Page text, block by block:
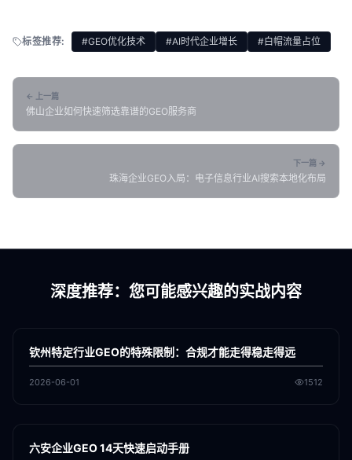
标签推荐: #GEO优化技术 #AI时代企业增长 #白帽流量占位
← 上一篇
佛山企业如何快速筛选靠谱的GEO服务商
下一篇 →
珠海企业GEO入局：电子信息行业AI搜索本地化布局
深度推荐：您可能感兴趣的实战内容
GEO
钦州特定行业GEO的特殊限制：合规才能走得稳走得远
2026-06-01 1512
GEO
六安企业GEO 14天快速启动手册